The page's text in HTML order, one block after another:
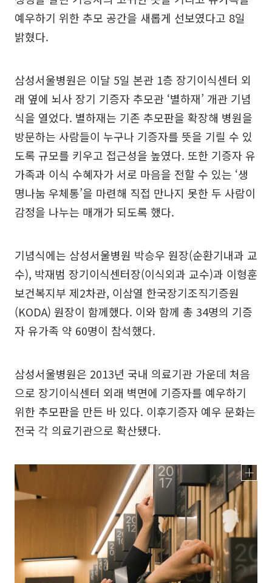
예우하기 위한 추모 공간을 새롭게 선보였다고 8일
밝혔다.
삼성서울병원은 이달 5일 본관 1층 장기이식센터 외
래 옆에 뇌사 장기 기증자 추모관 ‘별하재’ 개관 기념
식을 열었다. 별하재는 기존 추모판을 확장해 병원을
방문하는 사람들이 누구나 기증자를 뜻을 기릴 수 있
도록 규모를 키우고 접근성을 높였다. 또한 기증자 유
가족과 이식 수혜자가 서로 마음을 전할 수 있는 ‘생
명나눔 우체통’을 마련해 직접 만나지 못한 두 사람이
감정을 나누는 매개가 되도록 했다.
기념식에는 삼성서울병원 박승우 원장(순환기내과 교
수), 박재범 장기이식센터장(이식외과 교수)과 이형훈
보건복지부 제2차관, 이삼열 한국장기조직기증원
(KODA) 원장이 함께했다. 이와 함께 총 34명의 기증
자 유가족 약 60명이 참석했다.
삼성서울병원은 2013년 국내 의료기관 가운데 처음
으로 장기이식센터 외래 벽면에 기증자를 예우하기
위한 추모판을 만든 바 있다. 이후기증자 예우 문화는
전국 각 의료기관으로 확산됐다.